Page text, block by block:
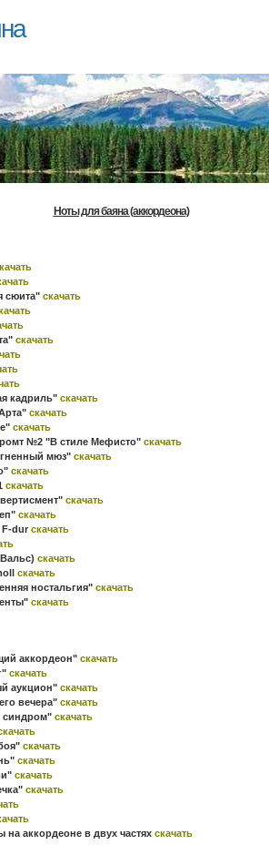
Ноты для баяна (аккордеона)
сюита" скачать
скачать
кадриль" скачать
скачать
скачать
№2 "В стиле Мефисто" скачать
мюз" скачать
скачать
скачать
скачать
скачать
F-dur скачать
скачать
скачать
ностальгия" скачать
скачать
аккордеон" скачать
скачать
аукцион" скачать
вечера" скачать
синдром" скачать
скачать
скачать
скачать
скачать
аккордеоне в двух частях скачать